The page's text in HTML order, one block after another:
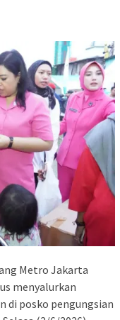
Metro Jakarta
menyalurkan
di posko pengungsian